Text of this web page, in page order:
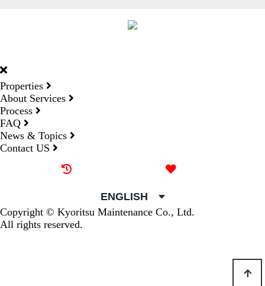
Properties
About Services
Process
FAQ
News & Topics
Contact US
ENGLISH
Copyright © Kyoritsu Maintenance Co., Ltd.
All rights reserved.